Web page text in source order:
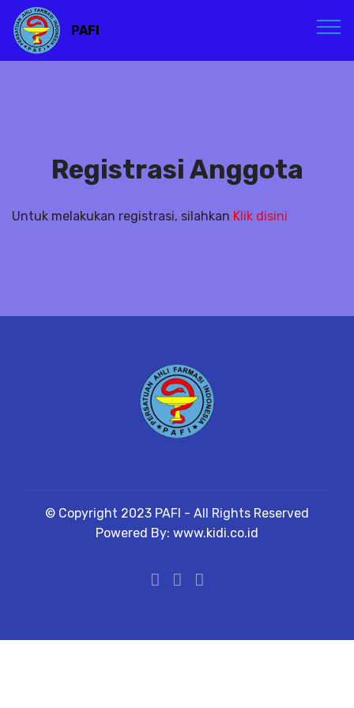
PAFI
Registrasi Anggota
Untuk melakukan registrasi, silahkan Klik disini
© Copyright 2023 PAFI - All Rights Reserved
Powered By: www.kidi.co.id